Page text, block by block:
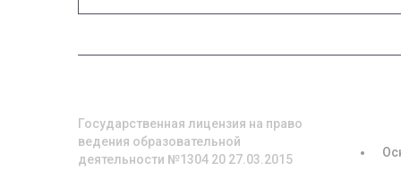
Государственная лицензия на право
ведения образовательной
деятельности №1304 20 27.03.2015